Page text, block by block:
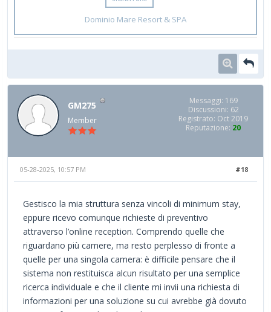
Dominio Mare Resort & SPA
GM275
Member
Messaggi: 169
Discussioni: 62
Registrato: Oct 2019
Reputazione: 20
#18
05-28-2025, 10:57 PM
Gestisco la mia struttura senza vincoli di minimum stay,
eppure ricevo comunque richieste di preventivo
attraverso l’online reception. Comprendo quelle che
riguardano più camere, ma resto perplesso di fronte a
quelle per una singola camera: è difficile pensare che il
sistema non restituisca alcun risultato per una semplice
ricerca individuale e che il cliente mi invii una richiesta di
informazioni per una soluzione su cui avrebbe già dovuto